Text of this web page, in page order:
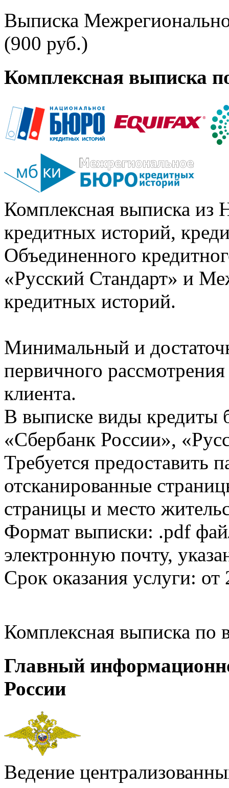
Выписка
(900 руб.)
Комплексная выписка
Комплексная выписка из
кредитных историй,
Объединенного
«Русский Стандарт» и
кредитных историй.
Минимальный и
первичного
клиента.
В выписке виды кредиты
«Сбербанк России»,
Требуется предоставить
отсканированные
страницы и место
Формат выписки: .pdf
электронную почту,
Срок оказания услуги: от
Комплексная выписка
Главный
России
Ведение